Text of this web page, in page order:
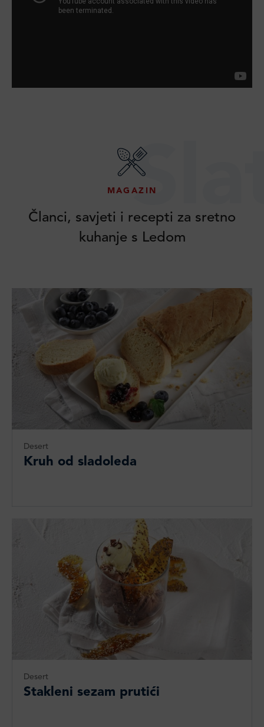
MAGAZIN
Članci, savjeti i recepti za sretno
kuhanje s Ledom
Desert
Kruh od sladoleda
Desert
Stakleni sezam prutići